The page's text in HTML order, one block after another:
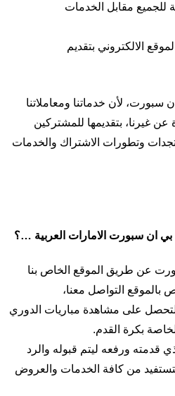
للجميع مقابل الخدمات
الالكتروني بتقديم
سبورت، لأن خدماتنا ومعاملاتنا
غيرنا، بتقديمها للمشتركين
وتطورات الاشتراك والخدمات
ان سبورت الامارات العربية …؟
عن طريق الموقع الخاص بنا
التواصل معنا،
على مشاهدة مباريات الدوري
بكرة القدم.
قدمته ورفعه ليتم قبوله والرد
لتستفيد من كافة الخدمات والعروض